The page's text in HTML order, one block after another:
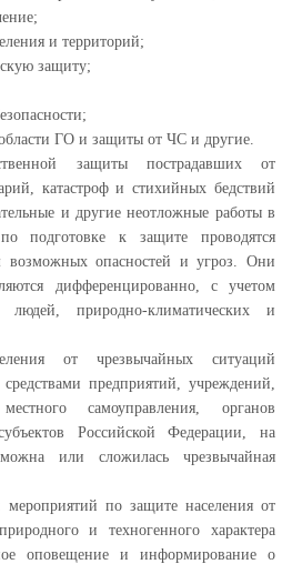
и территорий;
защиту;
ГО и защиты от ЧС и другие.
защиты пострадавших от
катастроф и стихийных бедствий
и другие неотложные работы в
подготовке к защите проводятся
возможных опасностей и угроз. Они
дифференцированно, с учетом
людей, природно-климатических и
от чрезвычайных ситуаций
предприятий, учреждений,
самоуправления, органов
Российской Федерации, на
или сложилась чрезвычайная
по защите населения от
и техногенного характера
оповещение и информирование о